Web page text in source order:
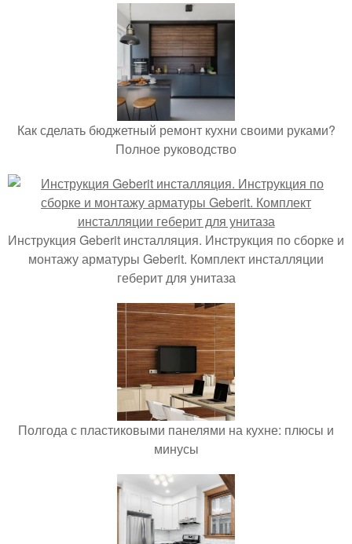
Как сделать бюджетный ремонт кухни своими руками?
Полное руководство
Инструкция Geberit инсталляция. Инструкция по сборке и
монтажу арматуры Geberit. Комплект инсталляции
геберит для унитаза
Полгода с пластиковыми панелями на кухне: плюсы и
минусы